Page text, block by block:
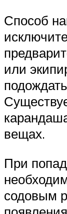
Способ
или
вещах.
При
содовым